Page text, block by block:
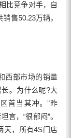
比竞争对手，自
售50.23万辆，
部市场的销量
。为什么呢?大
首当其冲。”昨
言，“很郁闷”。
天，所有4S门店